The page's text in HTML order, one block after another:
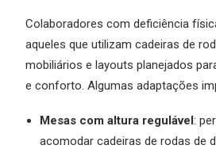
Colaboradores com deficiência
aqueles que utilizam cadeiras de
mobiliários e layouts planejados
e conforto. Algumas adaptações
Mesas com altura regulável:
acomodar cadeiras de rodas de